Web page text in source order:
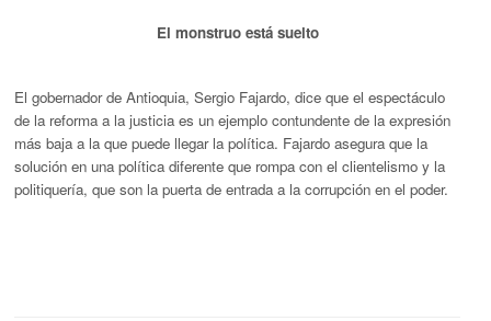
El monstruo está suelto
El gobernador de Antioquia, Sergio Fajardo, dice que el espectáculo
de la reforma a la justicia es un ejemplo contundente de la expresión
más baja a la que puede llegar la política. Fajardo asegura que la
solución en una política diferente que rompa con el clientelismo y la
politiquería, que son la puerta de entrada a la corrupción en el poder.